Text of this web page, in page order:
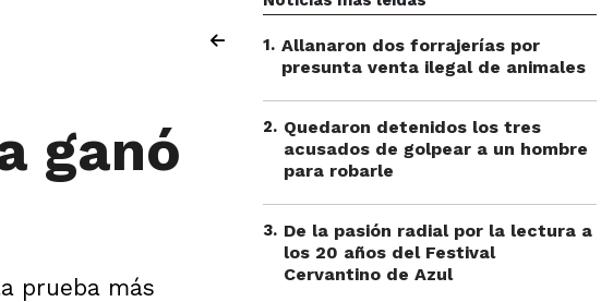
ganó
prueba más
1. Allanaron dos forrajerías por
presunta venta ilegal de animales
2. Quedaron detenidos los tres
acusados de golpear a un hombre
para robarle
3. De la pasión radial por la lectura a
los 20 años del Festival
Cervantino de Azul